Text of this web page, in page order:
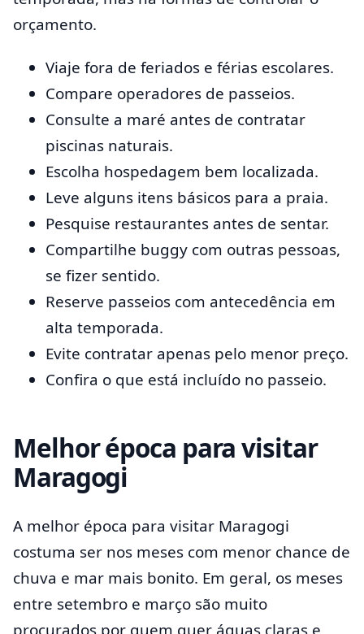
orçamento.
Viaje fora de feriados e férias escolares.
Compare operadores de passeios.
Consulte a maré antes de contratar
piscinas naturais.
Escolha hospedagem bem localizada.
Leve alguns itens básicos para a praia.
Pesquise restaurantes antes de sentar.
Compartilhe buggy com outras pessoas,
se fizer sentido.
Reserve passeios com antecedência em
alta temporada.
Evite contratar apenas pelo menor preço.
Confira o que está incluído no passeio.
Melhor época para visitar
Maragogi
A melhor época para visitar Maragogi
costuma ser nos meses com menor chance de
chuva e mar mais bonito. Em geral, os meses
entre setembro e março são muito